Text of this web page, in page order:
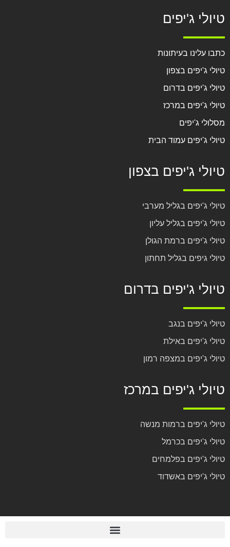
טיולי ג'יפים
כתבו עלינו בעיתונות
טיולי ג'יפים בצפון
טיולי ג'יפים בדרום
טיולי ג'יפים במרכז
מסלולי ג'יפים
טיולי ג'יפים עמוד הבית
טיולי ג'יפים בצפון
טיולי ג'יפים בגליל מערבי
טיולי ג'יפים בגליל עליון
טיולי ג'יפים ברמת הגולן
טיולי גיפים בגליל תחתון
טיולי ג'יפים בדרום
טיולי ג'יפים בנגב
טיולי ג'יפים באילת
טיולי ג'יפים במצפה רמון
טיולי ג'יפים במרכז
טיולי ג'יפים ברמות מנשה
טיולי ג'יפים בכרמל
טיולי ג'יפים בפלמחים
טיולי ג'יפים באשדוד